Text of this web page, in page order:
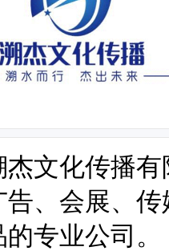
杰文化传播
告、会展、
专业公司。